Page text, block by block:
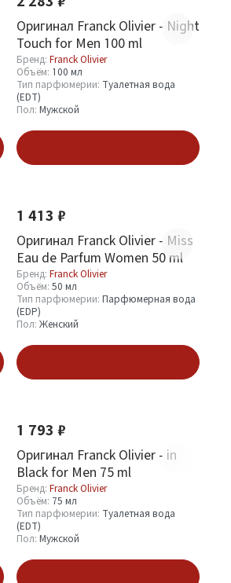
Оригинал Franck Olivier - Night
Touch for Men 100 ml
Бренд: Franck Olivier
Объём: 100 мл
Тип парфюмерии: Туалетная вода
(EDT)
Пол: Мужской
1 413 ₽
Оригинал Franck Olivier - Miss
Eau de Parfum Women 50 ml
Бренд: Franck Olivier
Объём: 50 мл
Тип парфюмерии: Парфюмерная вода
(EDP)
Пол: Женский
1 793 ₽
Оригинал Franck Olivier - in
Black for Men 75 ml
Бренд: Franck Olivier
Объём: 75 мл
Тип парфюмерии: Туалетная вода
(EDT)
Пол: Мужской